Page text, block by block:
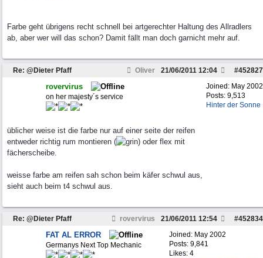
Farbe geht übrigens recht schnell bei artgerechter Haltung des Allradlers
ab, aber wer will das schon? Damit fällt man doch garnicht mehr auf.
Re: @Dieter Pfaff Oliver #452827
21/06/2011 12:04
Joined: May 2002
Posts: 9,513
Hinter der Sonne
rovervirus
on her majesty´s service
üblicher weise ist die farbe nur auf einer seite der reifen
entweder richtig rum montieren (
) oder flex mit
fächerscheibe.
weisse farbe am reifen sah schon beim käfer schwul aus,
sieht auch beim t4 schwul aus.
Re: @Dieter Pfaff rovervirus #452834
21/06/2011 12:54
Joined: May 2002
Posts: 9,841
Likes: 4
FAT AL ERROR
Germanys Next Top Mechanic